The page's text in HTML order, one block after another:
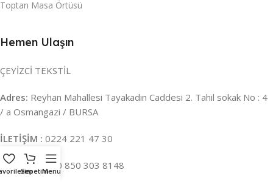
Toptan Masa Örtüsü
Hemen Ulaşın
ÇEYİZCİ TEKSTİL
Adres: Reyhan Mahallesi Tayakadın Caddesi 2. Tahıl sokak No : 4
/ a Osmangazi / BURSA
İLETİŞİM : 0224 221 47 30
WHATSAPP :0 850 303 8148
SepetimMenu